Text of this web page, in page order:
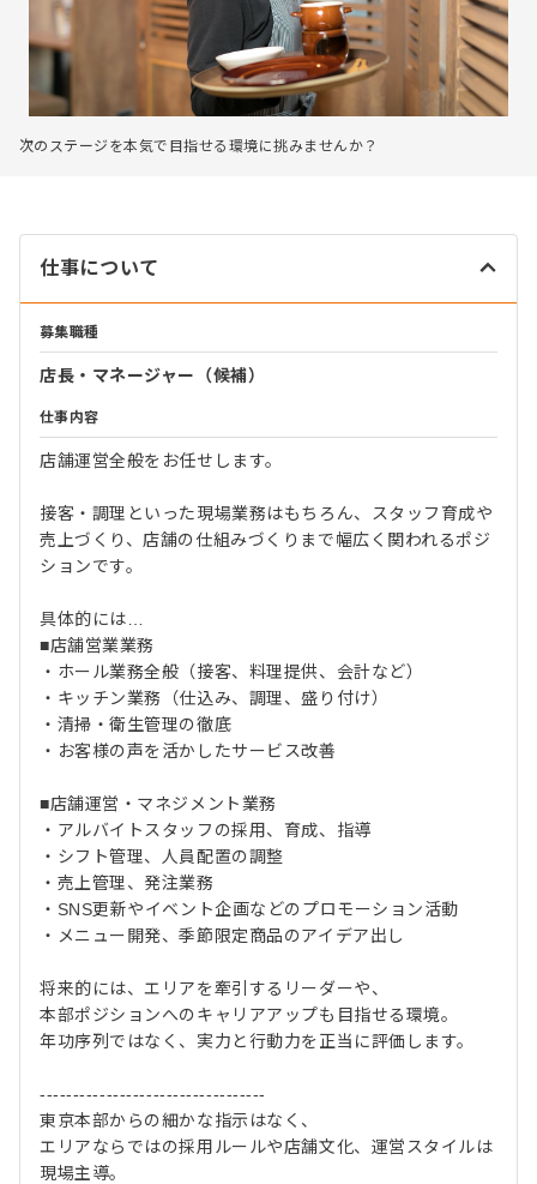
次のステージを本気で目指せる環境に挑みませんか？
仕事について
募集職種
店長・マネージャー（候補）
仕事内容
店舗運営全般をお任せします。
接客・調理といった現場業務はもちろん、スタッフ育成や
売上づくり、店舗の仕組みづくりまで幅広く関われるポジ
ションです。
具体的には…
■店舗営業業務
・ホール業務全般（接客、料理提供、会計など）
・キッチン業務（仕込み、調理、盛り付け）
・清掃・衛生管理の徹底
・お客様の声を活かしたサービス改善
■店舗運営・マネジメント業務
・アルバイトスタッフの採用、育成、指導
・シフト管理、人員配置の調整
・売上管理、発注業務
・SNS更新やイベント企画などのプロモーション活動
・メニュー開発、季節限定商品のアイデア出し
将来的には、エリアを牽引するリーダーや、
本部ポジションへのキャリアアップも目指せる環境。
年功序列ではなく、実力と行動力を正当に評価します。
----------------------------------
東京本部からの細かな指示はなく、
エリアならではの採用ルールや店舗文化、運営スタイルは
現場主導。